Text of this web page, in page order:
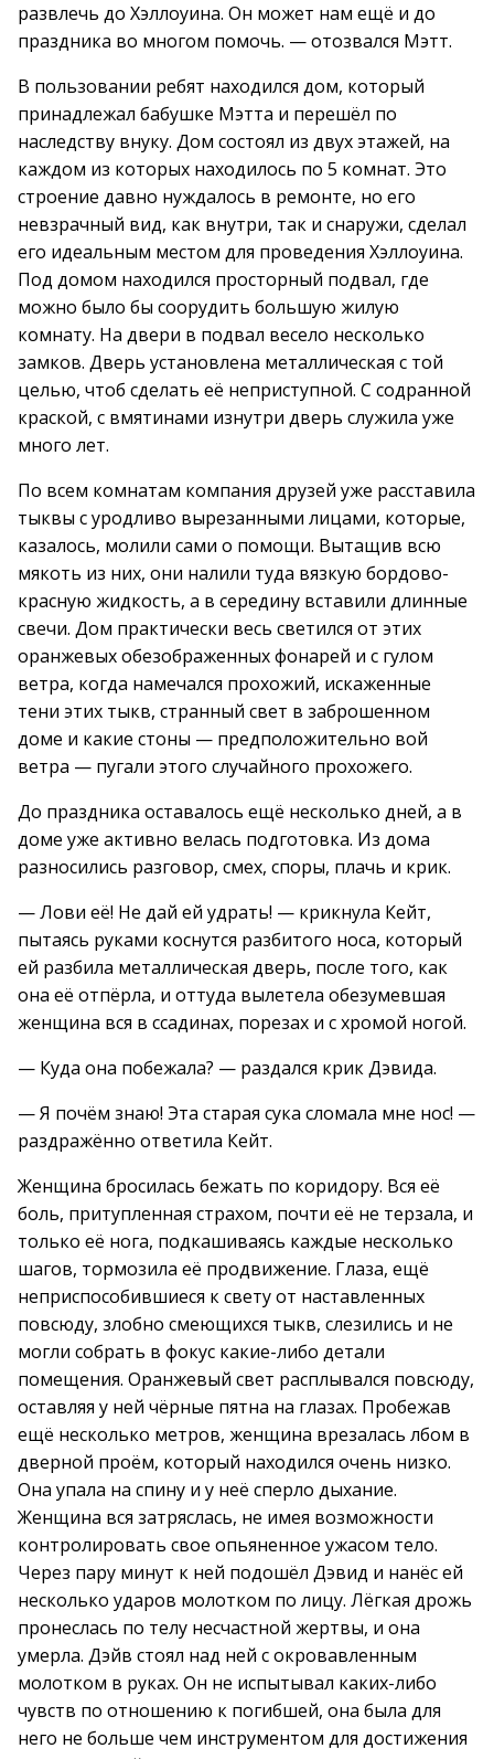
развлечь до Хэллоуина. Он может нам ещё и до
праздника во многом помочь. — отозвался Мэтт.
В пользовании ребят находился дом, который
принадлежал бабушке Мэтта и перешёл по
наследству внуку. Дом состоял из двух этажей, на
каждом из которых находилось по 5 комнат. Это
строение давно нуждалось в ремонте, но его
невзрачный вид, как внутри, так и снаружи, сделал
его идеальным местом для проведения Хэллоуина.
Под домом находился просторный подвал, где
можно было бы соорудить большую жилую
комнату. На двери в подвал весело несколько
замков. Дверь установлена металлическая с той
целью, чтоб сделать её неприступной. С содранной
краской, с вмятинами изнутри дверь служила уже
много лет.
По всем комнатам компания друзей уже расставила
тыквы с уродливо вырезанными лицами, которые,
казалось, молили сами о помощи. Вытащив всю
мякоть из них, они налили туда вязкую бордово-
красную жидкость, а в середину вставили длинные
свечи. Дом практически весь светился от этих
оранжевых обезображенных фонарей и с гулом
ветра, когда намечался прохожий, искаженные
тени этих тыкв, странный свет в заброшенном
доме и какие стоны — предположительно вой
ветра — пугали этого случайного прохожего.
До праздника оставалось ещё несколько дней, а в
доме уже активно велась подготовка. Из дома
разносились разговор, смех, споры, плачь и крик.
— Лови её! Не дай ей удрать! — крикнула Кейт,
пытаясь руками коснутся разбитого носа, который
ей разбила металлическая дверь, после того, как
она её отпёрла, и оттуда вылетела обезумевшая
женщина вся в ссадинах, порезах и с хромой ногой.
— Куда она побежала? — раздался крик Дэвида.
— Я почём знаю! Эта старая сука сломала мне нос! —
раздражённо ответила Кейт.
Женщина бросилась бежать по коридору. Вся её
боль, притупленная страхом, почти её не терзала, и
только её нога, подкашиваясь каждые несколько
шагов, тормозила её продвижение. Глаза, ещё
неприспособившиеся к свету от наставленных
повсюду, злобно смеющихся тыкв, слезились и не
могли собрать в фокус какие-либо детали
помещения. Оранжевый свет расплывался повсюду,
оставляя у ней чёрные пятна на глазах. Пробежав
ещё несколько метров, женщина врезалась лбом в
дверной проём, который находился очень низко.
Она упала на спину и у неё сперло дыхание.
Женщина вся затряслась, не имея возможности
контролировать свое опьяненное ужасом тело.
Через пару минут к ней подошёл Дэвид и нанёс ей
несколько ударов молотком по лицу. Лёгкая дрожь
пронеслась по телу несчастной жертвы, и она
умерла. Дэйв стоял над ней с окровавленным
молотком в руках. Он не испытывал каких-либо
чувств по отношению к погибшей, она была для
него не больше чем инструментом для достижения